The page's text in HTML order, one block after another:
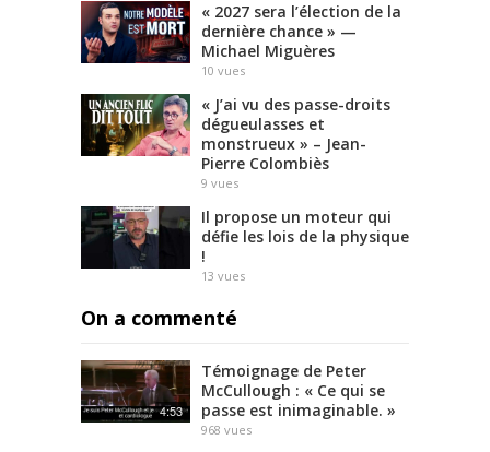
« 2027 sera l’élection de la
dernière chance » —
Michael Miguères
10 vues
« J’ai vu des passe-droits
dégueulasses et
monstrueux » – Jean-
Pierre Colombiès
9 vues
Il propose un moteur qui
défie les lois de la physique
!
13 vues
On a commenté
4:53
Témoignage de Peter
McCullough : « Ce qui se
passe est inimaginable. »
968 vues